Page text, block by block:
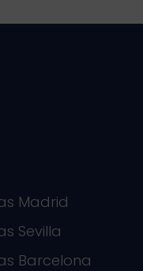
Madrid
Sevilla
Barcelona